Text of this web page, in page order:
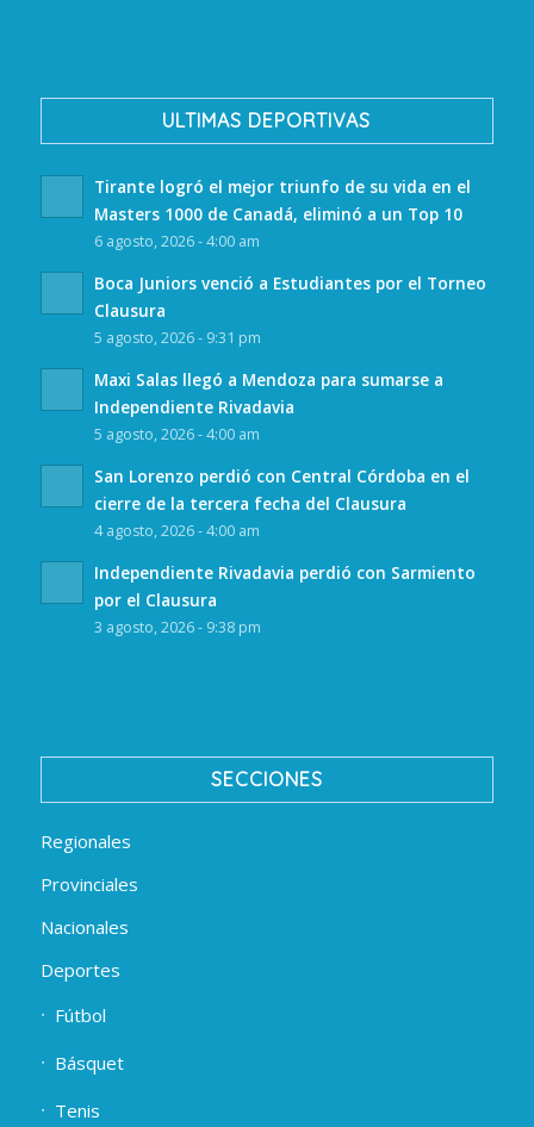
ULTIMAS DEPORTIVAS
Tirante logró el mejor triunfo de su vida en el
Masters 1000 de Canadá, eliminó a un Top 10
6 agosto, 2026 - 4:00 am
Boca Juniors venció a Estudiantes por el Torneo
Clausura
5 agosto, 2026 - 9:31 pm
Maxi Salas llegó a Mendoza para sumarse a
Independiente Rivadavia
5 agosto, 2026 - 4:00 am
San Lorenzo perdió con Central Córdoba en el
cierre de la tercera fecha del Clausura
4 agosto, 2026 - 4:00 am
Independiente Rivadavia perdió con Sarmiento
por el Clausura
3 agosto, 2026 - 9:38 pm
SECCIONES
Regionales
Provinciales
Nacionales
Deportes
Fútbol
Básquet
Tenis